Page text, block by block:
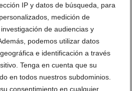
IP y datos de búsqueda, para
medición de
de audiencias y
podemos utilizar datos
e identificación a través
Tenga en cuenta que su
en todos nuestros subdominios.
consentimiento en cualquier
Forest of Champions’, un
a sus campeonas